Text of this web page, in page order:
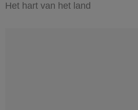
Het hart van het land